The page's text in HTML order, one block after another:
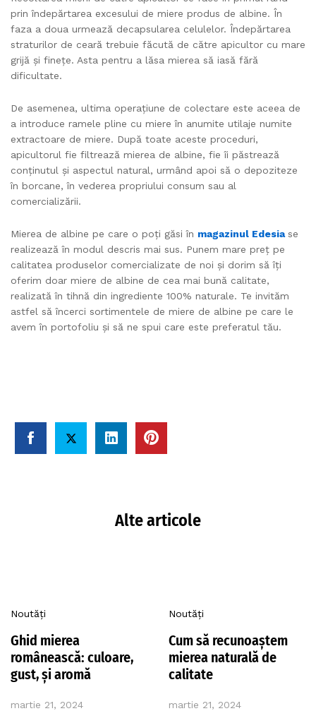
prin îndepărtarea excesului de miere produs de albine. În
faza a doua urmează decapsularea celulelor. Îndepărtarea
straturilor de ceară trebuie făcută de către apicultor cu mare
grijă și finețe. Asta pentru a lăsa mierea să iasă fără
dificultate.
De asemenea, ultima operațiune de colectare este aceea de
a introduce ramele pline cu miere în anumite utilaje numite
extractoare de miere. După toate aceste proceduri,
apicultorul fie filtrează mierea de albine, fie îi păstrează
conținutul și aspectul natural, urmând apoi să o depoziteze
în borcane, în vederea propriului consum sau al
comercializării.
Mierea de albine pe care o poți găsi în magazinul Edesiase
realizează în modul descris mai sus. Punem mare preț pe
calitatea produselor comercializate de noi și dorim să îți
oferim doar miere de albine de cea mai bună calitate,
realizată în tihnă din ingrediente 100% naturale. Te invităm
astfel să încerci sortimentele de miere de albine pe care le
avem în portofoliu și să ne spui care este preferatul tău.
Alte articole
Noutăți
Ghid mierea
românească: culoare,
gust, și aromă
martie 21, 2024
Noutăți
Cum să recunoaștem
mierea naturală de
calitate
martie 21, 2024